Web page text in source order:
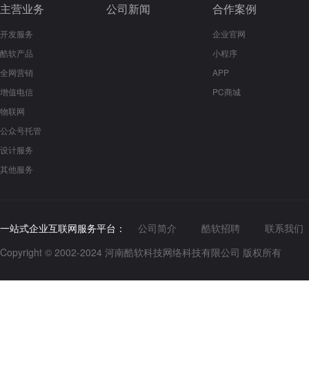
主营业务
开发服务
酷软产品
全网营销
增值电信
物联网
公众号托管
设计服务
其他服务
公司新闻 合作案例
企业官网
小程序
APP
PC商城
一站式企业互联网服务平台： 公司简介 酷软招聘
联系我们
Copyright © 2002-2024 河南酷软科技网络科技有限公司 版权所有